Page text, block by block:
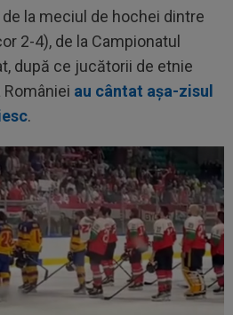
la meciul de hochei dintre
2-4), de la Campionatul
după ce jucătorii de etnie
au cântat așa-zisul
.